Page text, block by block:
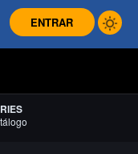
ENTRAR